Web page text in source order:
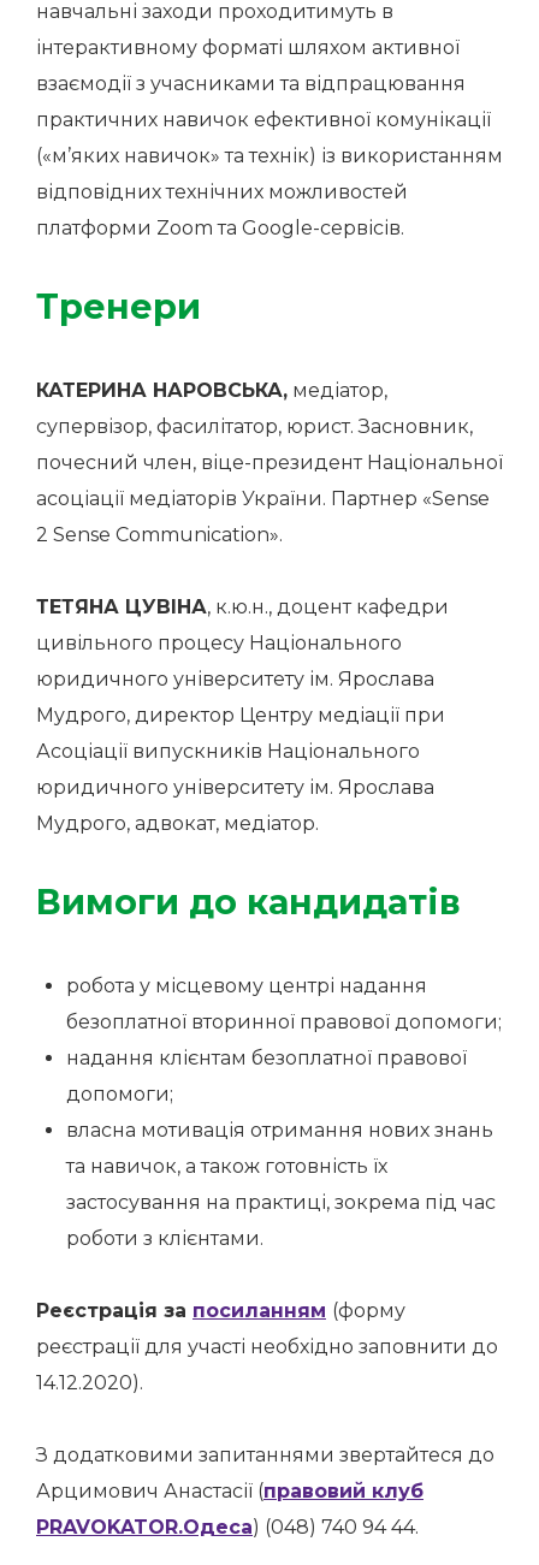
навчальні заходи проходитимуть в
інтерактивному форматі шляхом активної
взаємодії з учасниками та відпрацювання
практичних навичок ефективної комунікації
(«м’яких навичок» та технік) із використанням
відповідних технічних можливостей
платформи Zoom та Google-сервісів.
Тренери
КАТЕРИНА НАРОВСЬКА, медіатор,
супервізор, фасилітатор, юрист. Засновник,
почесний член, віце-президент Національної
асоціації медіаторів України. Партнер «Sensе
2 Sensе Communication».
ТЕТЯНА ЦУВІНА, к.ю.н., доцент кафедри
цивільного процесу Національного
юридичного університету ім. Ярослава
Мудрого, директор Центру медіації при
Асоціації випускників Національного
юридичного університету ім. Ярослава
Мудрого, адвокат, медіатор.
Вимоги до кандидатів
робота у місцевому центрі надання
безоплатної вторинної правової допомоги;
надання клієнтам безоплатної правової
допомоги;
власна мотивація отримання нових знань
та навичок, а також готовність їх
застосування на практиці, зокрема під час
роботи з клієнтами.
Реєстрація за посиланням (форму
реєстрації для участі необхідно заповнити до
14.12.2020).
З додатковими запитаннями звертайтеся до
Арцимович Анастасії (правовий клуб
PRAVOKATOR.Одеса) (048) 740 94 44.